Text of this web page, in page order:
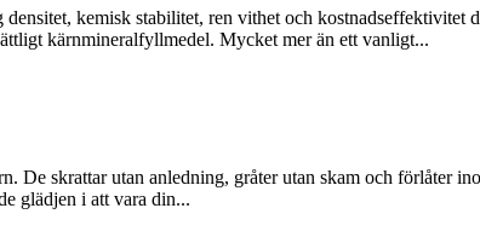
kemisk stabilitet, ren vithet och
kärnmineralfyllmedel. Mycket mer än ett vanligt...
De skrattar utan anledning, gråter utan skam och förlåter
glädjen i att vara din...